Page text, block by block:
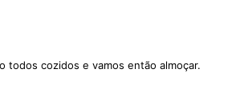
todos cozidos e vamos então almoçar.